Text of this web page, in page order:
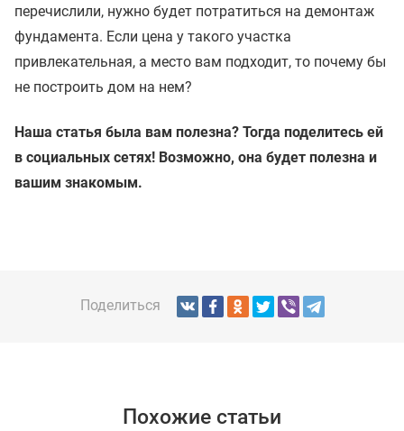
перечислили, нужно будет потратиться на демонтаж
фундамента. Если цена у такого участка
привлекательная, а место вам подходит, то почему бы
не построить дом на нем?
Наша статья была вам полезна? Тогда поделитесь ей
в социальных сетях! Возможно, она будет полезна и
вашим знакомым.
Поделиться
Похожие статьи